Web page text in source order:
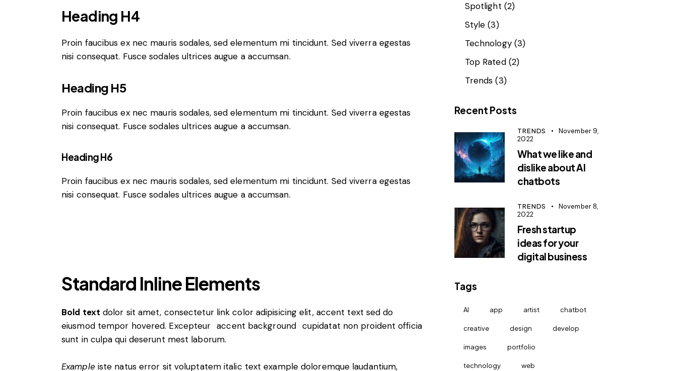
Heading H4
Proin faucibus ex nec mauris sodales, sed elementum mi tincidunt. Sed viverra egestas
nisi consequat. Fusce sodales ultrices augue a accumsan.
Heading H5
Proin faucibus ex nec mauris sodales, sed elementum mi tincidunt. Sed viverra egestas
nisi consequat. Fusce sodales ultrices augue a accumsan.
Heading H6
Proin faucibus ex nec mauris sodales, sed elementum mi tincidunt. Sed viverra egestas
nisi consequat. Fusce sodales ultrices augue a accumsan.
Standard Inline Elements
Bold text dolor sit amet, consectetur link coloradipisicing elit, accent text sed do
eiusmod tempor hovered. Excepteur accent background cupidatat non proident officia
sunt in culpa qui deserunt mest laborum.
Example iste natus error sit voluptatem italic text example doloremque laudantium,
Spotlight (2)
Style (3)
Technology(3)
Top Rated(2)
Trends (3)
Recent Posts
TRENDS
November 9,
2022
What we like and
dislike about AI
chatbots
TRENDS
November 8,
2022
Fresh startup
ideas for your
digital business
Tags
AI app artist chatbot
creative design develop
images portfolio
technology web